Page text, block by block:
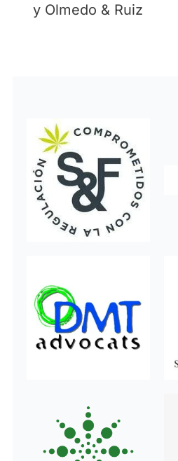
y Olmedo & Ruiz